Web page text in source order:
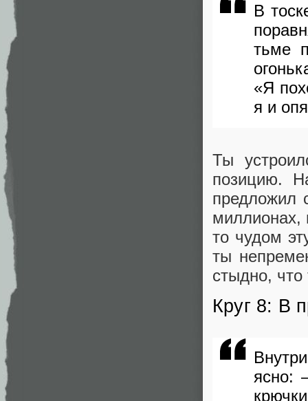
В
тьме
«Я
я и
Ты
позицию.
предложил
миллионах,
то чудом
ты
стыдно, что
Круг 8: В
ясно: